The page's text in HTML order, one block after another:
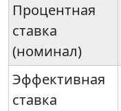
Процентная
ставка
(номинал)
Эффективная
ставка